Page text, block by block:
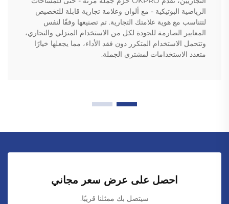
الرياضية البوتيكية - مع ألوان وعلامة تجارية قابلة للتخصيص
لتتناسب مع هوية علامتك التجارية. تم تصنيعها وفقًا لنفس
المعايير الصارمة للجودة لكل من الاستخدام المنزلي والتجاري،
وتتحمل الاستخدام المتكرر دون فقد الأداء، مما يجعلها خيارًا
متعدد الاستخدامات لمشتري الجملة.
احصل على عرض سعر مجاني
سيتصل بك ممثلنا قريبًا.